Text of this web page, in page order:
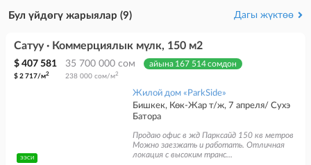
Бул үйдөгү жарыялар (9) Дагы жүктөө
Сатуу · Коммерциялык мүлк, 150 м2
$ 407 581 35 700 000 сом айына 167 514 сомдон
$ 2 717/м2 238 000 сом/м2
ЭЭСИ
Жилой дом «ParkSide»
Бишкек, Көк-Жар т/ж, 7 апреля/ Сухэ
Батора
Продаю офис в жд Парксайд 150 кв метров
Можно заезжать и работать. Отличная
локация с высоким транс...